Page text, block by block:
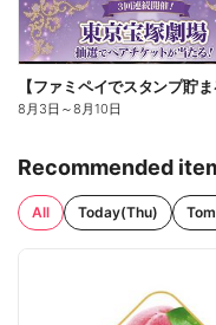
8月3日 ～8月10日
Recommended
All Today(Thu)